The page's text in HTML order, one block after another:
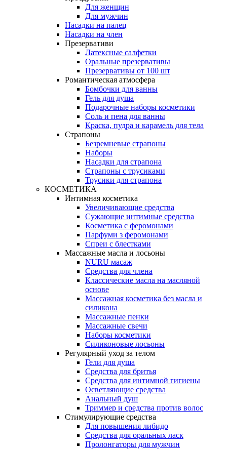
Для женщин
Для мужчин
Насадки на палец
Насадки на член
Презервативи
Латексные салфетки
Оральные презервативы
Презервативы от 100 шт
Романтическая атмосфера
Бомбочки для ванны
Гель для душа
Подарочные наборы косметики
Соль и пена для ванны
Краска, пудра и карамель для тела
Страпоны
Безремневые страпоны
Наборы
Насадки для страпона
Страпоны с трусиками
Трусики для страпона
КОСМЕТИКА
Интимная косметика
Увеличивающие средства
Сужающие интимные средства
Косметика с феромонами
Парфуми з феромонами
Спреи с блестками
Массажные масла и лосьоны
NURU масаж
Средства для члена
Классические масла на масляной
основе
Массажная косметика без масла и
силикона
Массажные пенки
Массажные свечи
Наборы косметики
Силиконовые лосьоны
Регулярный уход за телом
Гели для душа
Средства для бритья
Средства для интимной гигиены
Осветляющие средства
Анальный душ
Триммер и средства против волос
Стимулирующие средства
Для повышения либидо
Средства для оральных ласк
Пролонгаторы для мужчин